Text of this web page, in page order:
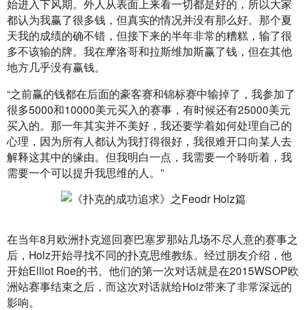
始进入下风期。外人从表面上来看一切都是好的，所以大家
都认为我赢了很多钱，但真实的情况并没有那么好。那个夏
天我的成绩的确不错，但接下来的半年非常的糟糕，输了很
多不该输的牌。我在摩洛哥和拉斯维加斯赢了钱，但在其他
地方几乎没有赢钱。
“之前赢的钱都在后面的豪客赛和锦标赛中输掉了，我参加了
很多5000和10000美元买入的赛事，有时候还有25000美元
买入的。那一年其实并不美好，我还要学着如何处理自己的
心理，因为所有人都认为我打得很好，我很难开口向某人去
解释这其中的缘由。但我明白一点，我需要一个聆听着，我
需要一个可以提升我思维的人。”
在当年8月欧洲扑克巡回赛巴塞罗那站几场不尽人意的赛事之
后，Holz开始寻找不同的扑克思维教练。经过朋友介绍，他
开始Elliot Roe的书。他们的第一次对话就是在2015WSOP欧
洲站赛事结束之后，而这次对话就给Holz带来了非常深远的
影响。